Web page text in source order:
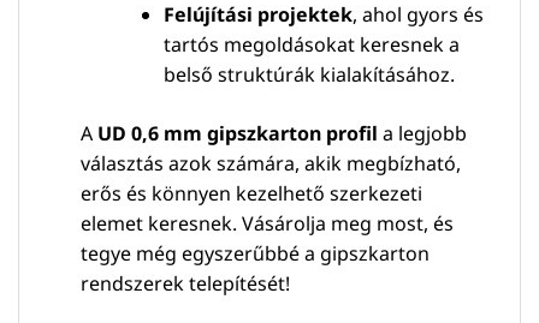
Felújítási projektek, ahol gyors és
tartós megoldásokat keresnek a
belső struktúrák kialakításához.
A UD 0,6 mm gipszkarton profil a legjobb
választás azok számára, akik megbízható,
erős és könnyen kezelhető szerkezeti
elemet keresnek. Vásárolja meg most, és
tegye még egyszerűbbé a gipszkarton
rendszerek telepítését!